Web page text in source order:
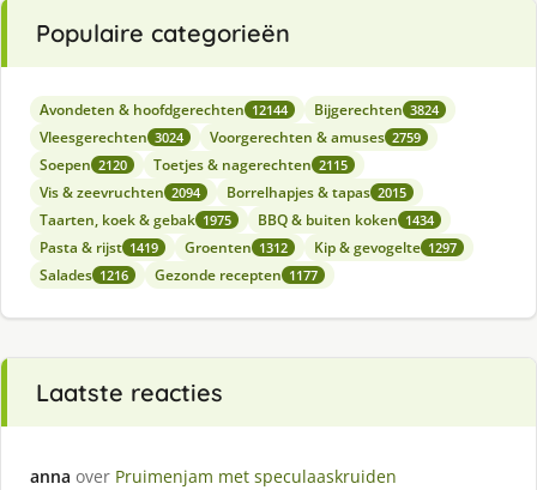
Populaire categorieën
Avondeten & hoofdgerechten 12144 Bijgerechten 3824
Vleesgerechten 3024 Voorgerechten & amuses 2759
Soepen 2120 Toetjes & nagerechten 2115
Vis & zeevruchten 2094 Borrelhapjes & tapas 2015
Taarten, koek & gebak 1975 BBQ & buiten koken 1434
Pasta & rijst 1419 Groenten 1312 Kip & gevogelte 1297
Salades 1216 Gezonde recepten 1177
Laatste reacties
anna over Pruimenjam met speculaaskruiden